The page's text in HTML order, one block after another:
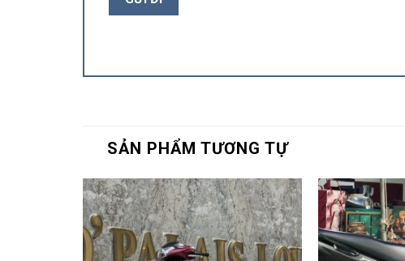
SẢN PHẨM TƯƠNG TỰ